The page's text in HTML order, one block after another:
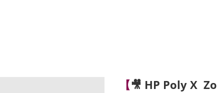
【🎥 HP Poly X